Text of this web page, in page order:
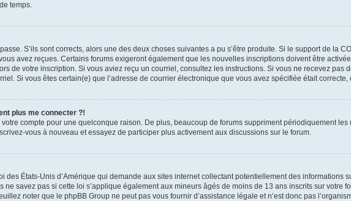
temps.
S’ils sont corrects, alors une des deux choses suivantes a pu s’être produite. Si le support de la
avez reçues. Certains forums exigeront également que les nouvelles inscriptions doivent être
de votre inscription. Si vous aviez reçu un courriel, consultez les instructions. Si vous ne recevez
Si vous êtes certain(e) que l’adresse de courrier électronique que vous avez spécifiée était
plus me connecter ?!
votre compte pour une quelconque raison. De plus, beaucoup de forums suppriment périodiquement
vous à nouveau et essayez de participer plus activement aux discussions sur le forum.
des États-Unis d’Amérique qui demande aux sites internet collectant potentiellement des
savez pas si cette loi s’applique également aux mineurs âgés de moins de 13 ans inscrits sur
noter que le phpBB Group ne peut pas vous fournir d’assistance légale et n’est donc pas